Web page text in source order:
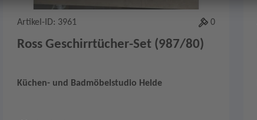
Artikel-ID: 3961 0
Ross Geschirrtücher-Set (987/80)
Küchen- und Badmöbelstudio Helde